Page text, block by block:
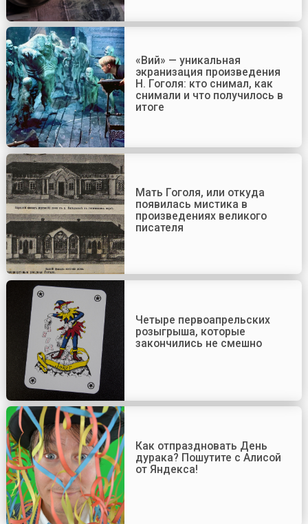
«Вий» — уникальная
экранизация произведения
Н. Гоголя: кто снимал, как
снимали и что получилось в
итоге
Мать Гоголя, или откуда
появилась мистика в
произведениях великого
писателя
Четыре первоапрельских
розыгрыша, которые
закончились не смешно
Как отпраздновать День
дурака? Пошутите с Алисой
от Яндекса!